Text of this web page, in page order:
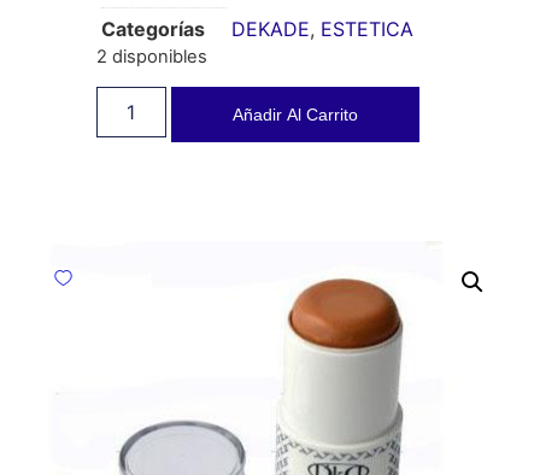
Categorías
DEKADE, ESTETICA
2 disponibles
Añadir Al Carrito